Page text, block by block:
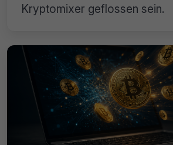
Kryptomixer geflossen sein.